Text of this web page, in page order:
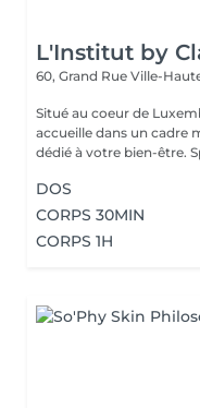
L'Institut by
60, Grand Rue Ville-
Situé au coeur de
accueille dans un cadre
DOS
CORPS 30MIN
CORPS 1H